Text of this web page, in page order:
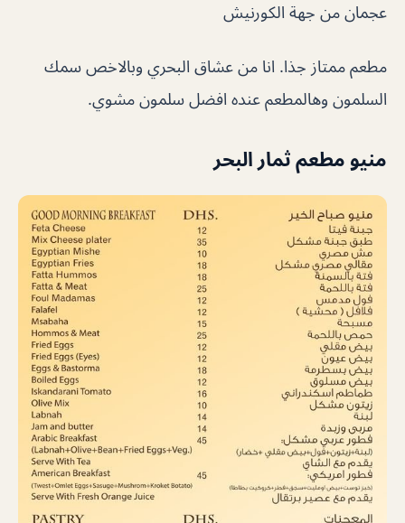
عجمان من جهة الكورنيش
مطعم ممتاز جذا. انا من عشاق البحري وبالاخص سمك
السلمون وهالمطعم عنده افضل سلمون مشوي.
منيو مطعم ثمار البحر